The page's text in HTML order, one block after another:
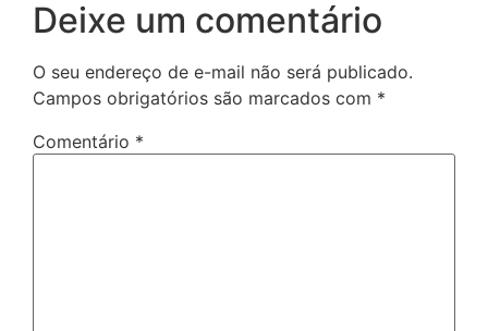
Deixe um comentário
O seu endereço de e-mail não será publicado.
Campos obrigatórios são marcados com *
Comentário *